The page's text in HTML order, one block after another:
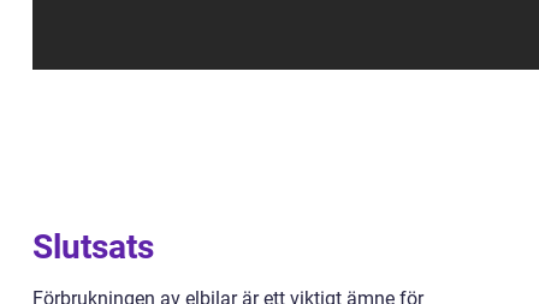
Slutsats
Förbrukningen av elbilar är ett viktigt ämne för